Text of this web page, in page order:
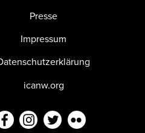
Presse
Impressum
icanw.org